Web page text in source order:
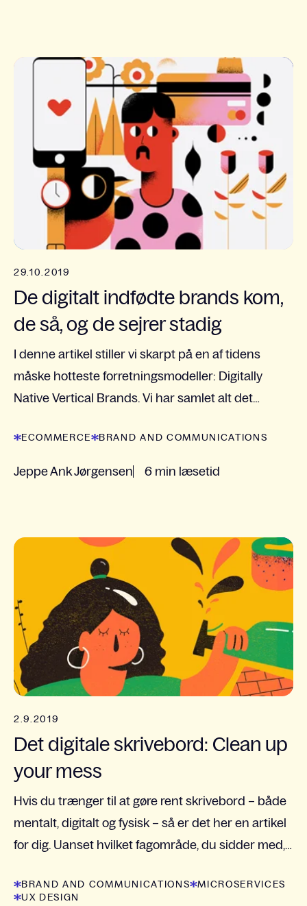
29.10.2019
De digitalt indfødte brands kom,
de så, og de sejrer stadig
I denne artikel stiller vi skarpt på en af tidens
måske hotteste forretningsmodeller: Digitally
Native Vertical Brands. Vi har samlet alt det
ECOMMERCE BRAND AND COMMUNICATIONS
Jeppe Ank Jørgensen 6 min læsetid
2.9.2019
Det digitale skrivebord: Clean up
your mess
Hvis du trænger til at gøre rent skrivebord – både
mentalt, digitalt og fysisk – så er det her en artikel
for dig. Uanset hvilket fagområde, du sidder med,
BRAND AND COMMUNICATIONS
MICROSERVICES
UX DESIGN